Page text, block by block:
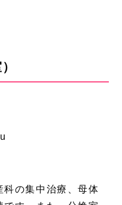
の集中治療、母体